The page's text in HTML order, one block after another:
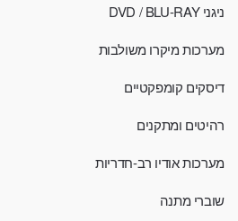
ניגני DVD / BLU-RAY
מערכות מיקרו משולבות
דיסקים קומפקטיים
רהיטים ומתקנים
מערכות אודיו רב-חדריות
שוברי מתנה